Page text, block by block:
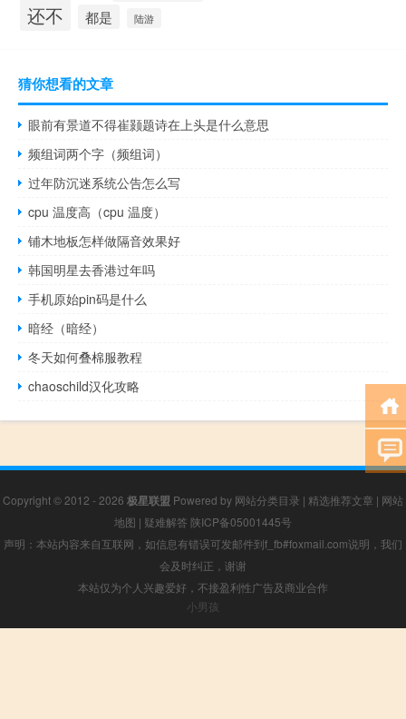
还不
都是 陆游
猜你想看的文章
眼前有景道不得崔颢题诗在上头是什么意思
频组词两个字（频组词）
过年防沉迷系统公告怎么写
cpu 温度高（cpu 温度）
铺木地板怎样做隔音效果好
韩国明星去香港过年吗
手机原始pin码是什么
暗经（暗经）
冬天如何叠棉服教程
chaoschild汉化攻略
Copyright © 2012 - 2026 极星联盟 Powered by 网站分类目录 | 精选推荐文章 | 网站
地图 | 疑难解答 陕ICP备05001445号
声明：本站内容来自互联网，如信息有错误可发邮件到f_fb#foxmail.com说明，我们
会及时纠正，谢谢
本站仅为个人兴趣爱好，不接盈利性广告及商业合作
小男孩